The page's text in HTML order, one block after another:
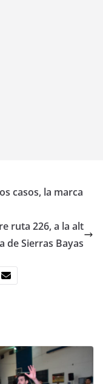
casos, la marca
ruta 226, a la alt
de Sierras Bayas